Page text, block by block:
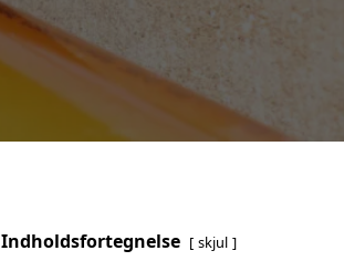
Indholdsfortegnelse skjul